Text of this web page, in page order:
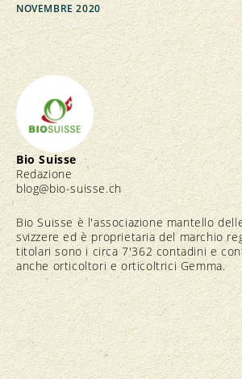
NOVEMBRE 2020
Bio Suisse
Redazione
blog@bio-suisse.ch
Bio Suisse è l'associazione mantello
svizzere ed è proprietaria del marchio
titolari sono i circa 7'362 contadini e
anche orticoltori e orticoltrici Gemma.